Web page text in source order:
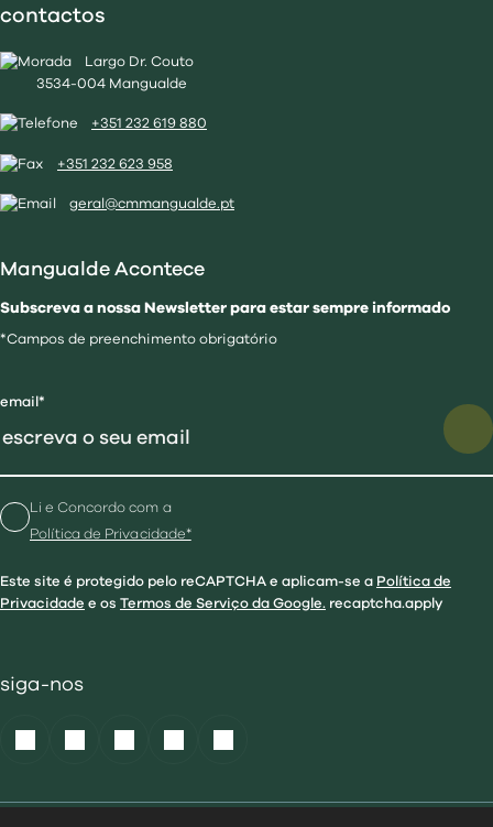
contactos
Largo Dr. Couto
3534-004 Mangualde
+351 232 619 880
+351 232 623 958
geral@cmmangualde.pt
Mangualde Acontece
Subscreva a nossa Newsletter para estar sempre informado
*Campos de preenchimento obrigatório
email*
Li e Concordo com a
Política de Privacidade*
Este site é protegido pelo reCAPTCHA e aplicam-se a Política de
Privacidade e os Termos de Serviço da Google. recaptcha.apply
siga-nos